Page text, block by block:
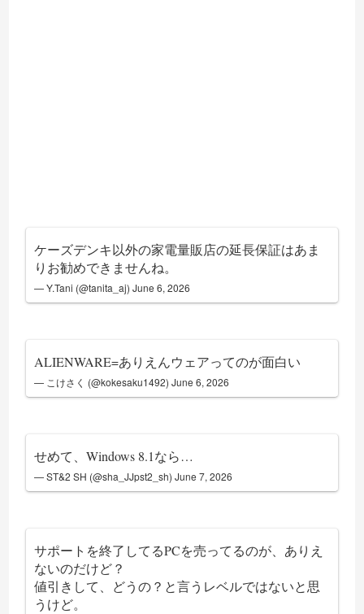
ケーズデンキ以外の家電量販店の延長保証はあま
りお勧めできませんね。
— Y.Tani (@tanita_aj)June 6, 2026
ALIENWARE=ありえんウェアってのが面白い
— こけさく (@kokesaku1492)June 6, 2026
せめて、Windows 8.1なら…
— ST&2 SH (@sha_JJpst2_sh)June 7, 2026
サポートを終了してるPCを売ってるのが、ありえ
ないのだけど？
値引きして、どうの？と言うレベルではないと思
うけど。